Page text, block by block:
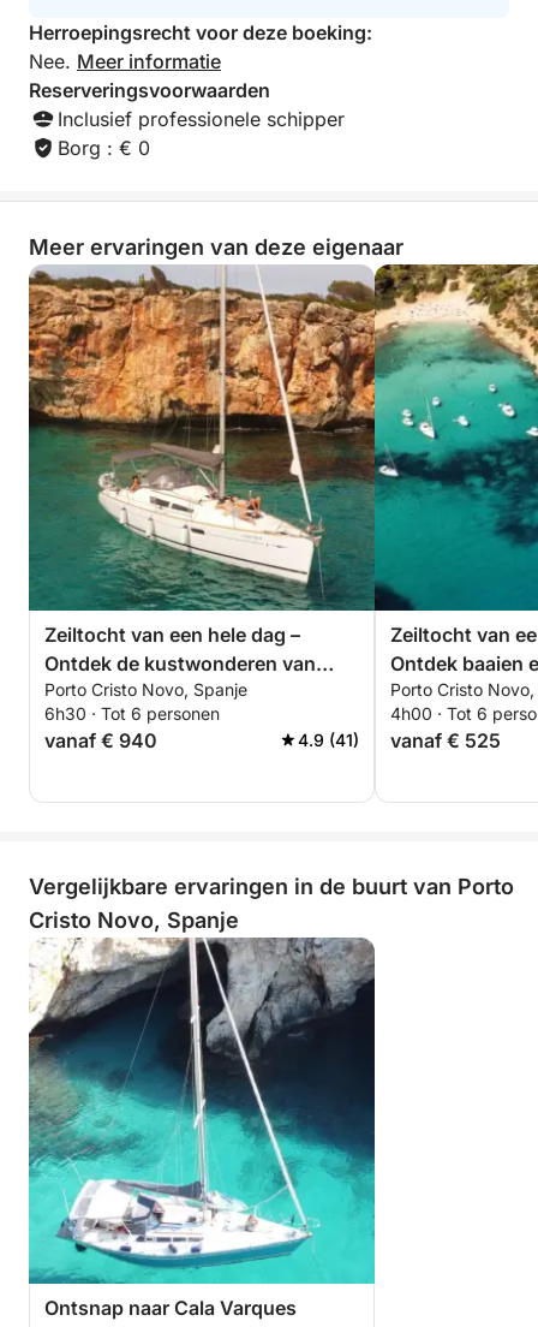
Herroepingsrecht voor deze boeking:
Nee. Meer informatie
Reserveringsvoorwaarden
Inclusief professionele schipper
Borg : € 0
Meer ervaringen van deze eigenaar
Zeiltocht van een hele dag –
Ontdek de kustwonderen van
Mallorca
Porto Cristo Novo, Spanje
6h30 · Tot 6 personen
vanaf € 940 4.9 (41)
Zeiltocht van
Ontdek baaien
wateren
Porto Cristo
4h00 · Tot 6
vanaf € 525
Vergelijkbare ervaringen in de buurt van Porto
Cristo Novo, Spanje
Ontsnap naar Cala Varques